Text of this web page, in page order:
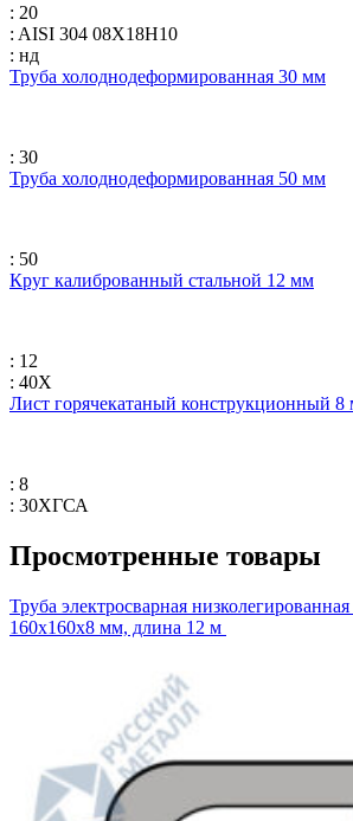
: 20
: AISI 304 08Х18Н10
: нд
Труба холоднодеформированная 30 мм
: 30
Труба холоднодеформированная 50 мм
: 50
Круг калиброванный стальной 12 мм
: 12
: 40Х
Лист горячекатаный конструкционный 8
: 8
: 30ХГСА
Просмотренные товары
Труба электросварная
160х160х8 мм, длина 12 м